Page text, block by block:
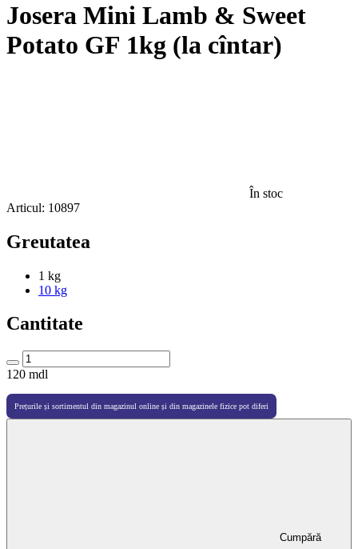
Josera Mini Lamb & Sweet
Potato GF 1kg (la cîntar)
În stoc
Articul: 10897
Greutatea
1 kg
10 kg
Cantitate
120 mdl
Prețurile și sortimentul din magazinul online și din magazinele fizice pot diferi
Cumpără